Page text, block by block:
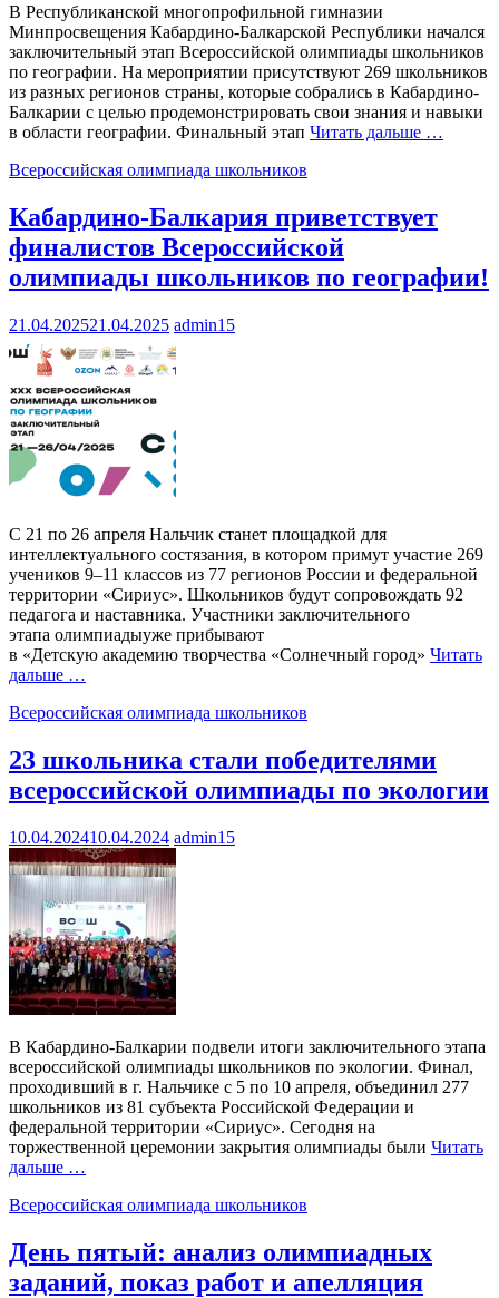
В Республиканской многопрофильной гимназии
Минпросвещения Кабардино-Балкарской Республики начался
заключительный этап Всероссийской олимпиады школьников
по географии. На мероприятии присутствуют 269 школьников
из разных регионов страны, которые собрались в Кабардино-
Балкарии с целью продемонстрировать свои знания и навыки
в области географии. Финальный этап Читать дальше …
Всероссийская олимпиада школьников
Кабардино-Балкария приветствует
финалистов Всероссийской
олимпиады школьников по географии!
21.04.202521.04.2025 admin15
С 21 по 26 апреля Нальчик станет площадкой для
интеллектуального состязания, в котором примут участие 269
учеников 9–11 классов из 77 регионов России и федеральной
территории «Сириус». Школьников будут сопровождать 92
педагога и наставника. Участники заключительного
этапа олимпиадыуже прибывают
в «Детскую академию творчества «Солнечный город» Читать
дальше …
Всероссийская олимпиада школьников
23 школьника стали победителями
всероссийской олимпиады по экологии
10.04.202410.04.2024 admin15
В Кабардино-Балкарии подвели итоги заключительного этапа
всероссийской олимпиады школьников по экологии. Финал,
проходивший в г. Нальчике с 5 по 10 апреля, объединил 277
школьников из 81 субъекта Российской Федерации и
федеральной территории «Сириус». Сегодня на
торжественной церемонии закрытия олимпиады были Читать
дальше …
Всероссийская олимпиада школьников
День пятый: анализ олимпиадных
заданий, показ работ и апелляция